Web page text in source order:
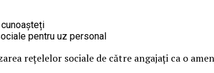
pentru uz personal
rețelelor sociale de către angajați ca o